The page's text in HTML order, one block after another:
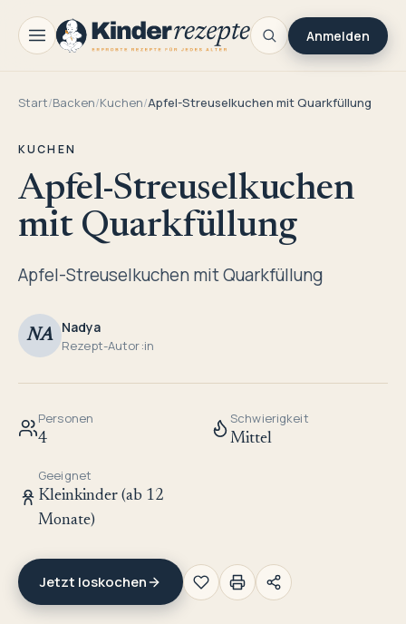
Anmelden
Start/Backen/Kuchen/Apfel-Streuselkuchen mit Quarkfüllung
KUCHEN
Apfel-Streuselkuchen
mit Quarkfüllung
Apfel-Streuselkuchen mit Quarkfüllung
NA Nadya
Rezept-Autor:in
Personen
4
Schwierigkeit
Mittel
Geeignet
Kleinkinder (ab 12
Monate)
Jetzt loskochen